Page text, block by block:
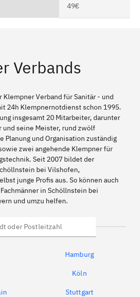
49€
Verbands
Klempner Verband für Sanitär - und
24h Klempnernotdienst schon 1995.
insgesamt 20 Mitarbeiter, darunter
und seine Meister, rund zwölf
Planung und Organisation zuständig
zwei angehende Klempner für
Seit 2007 bildet der
bei Vilshofen,
junge Profis aus. So können auch
in Schöllnstein bei
und umzu helfen.
Hamburg
Köln
Stuttgart